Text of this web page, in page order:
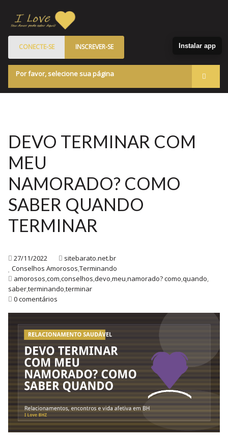
CONECTE-SE INSCREVER-SE
Por favor, selecione sua página
Programa de Patrocinados
Marketplace
Blog
DEVO TERMINAR COM
MEU
NAMORADO? COMO
SABER QUANDO
TERMINAR
27/11/2022
sitebarato.net.br
Conselhos Amorosos,Terminando
amorosos,com,conselhos,devo,meu,namorado? como,quando,
saber,terminando,terminar
0 comentários
Instalar app